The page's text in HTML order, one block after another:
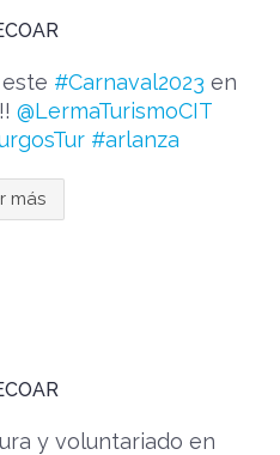
#Carnaval2023 en
@LermaTurismoCIT
#arlanza
más
y voluntariado en